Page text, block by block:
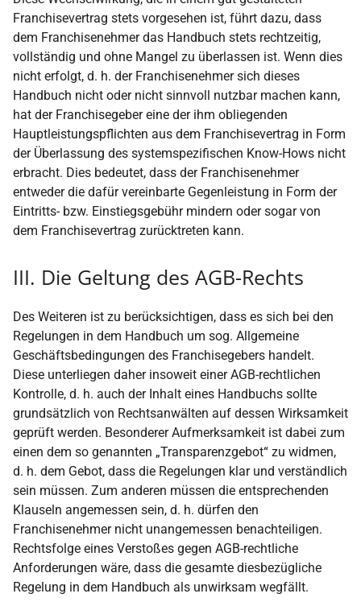
Franchisevertrag stets vorgesehen ist, führt dazu, dass
dem Franchisenehmer das Handbuch stets rechtzeitig,
vollständig und ohne Mangel zu überlassen ist. Wenn dies
nicht erfolgt, d. h. der Franchisenehmer sich dieses
Handbuch nicht oder nicht sinnvoll nutzbar machen kann,
hat der Franchisegeber eine der ihm obliegenden
Hauptleistungspflichten aus dem Franchisevertrag in Form
der Überlassung des systemspezifischen Know-Hows nicht
erbracht. Dies bedeutet, dass der Franchisenehmer
entweder die dafür vereinbarte Gegenleistung in Form der
Eintritts- bzw. Einstiegsgebühr mindern oder sogar von
dem Franchisevertrag zurücktreten kann.
III. Die Geltung des AGB-Rechts
Des Weiteren ist zu berücksichtigen, dass es sich bei den
Regelungen in dem Handbuch um sog. Allgemeine
Geschäftsbedingungen des Franchisegebers handelt.
Diese unterliegen daher insoweit einer AGB-rechtlichen
Kontrolle, d. h. auch der Inhalt eines Handbuchs sollte
grundsätzlich von Rechtsanwälten auf dessen Wirksamkeit
geprüft werden. Besonderer Aufmerksamkeit ist dabei zum
einen dem so genannten „Transparenzgebot“ zu widmen,
d. h. dem Gebot, dass die Regelungen klar und verständlich
sein müssen. Zum anderen müssen die entsprechenden
Klauseln angemessen sein, d. h. dürfen den
Franchisenehmer nicht unangemessen benachteiligen.
Rechtsfolge eines Verstoßes gegen AGB-rechtliche
Anforderungen wäre, dass die gesamte diesbezügliche
Regelung in dem Handbuch als unwirksam wegfällt.